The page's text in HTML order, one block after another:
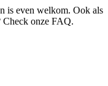
is even welkom. Ook als
Check onze FAQ.